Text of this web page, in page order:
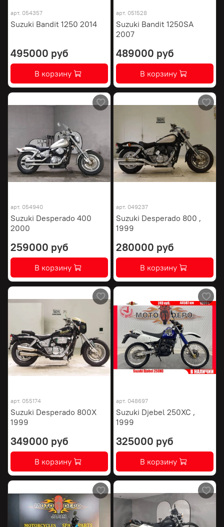
арт. 054357
Suzuki Bandit 1250 2014
495000 руб
В корзину
арт. 051528
Suzuki Bandit 1250SA
2007
489000 руб
В корзину
арт. 054940
Suzuki Desperado 400
2000
259000 руб
В корзину
арт. 049237
Suzuki Desperado 800 ,
1999
280000 руб
В корзину
арт. 055174
Suzuki Desperado 800X
1999
349000 руб
В корзину
арт. 048697
Suzuki Djebel 250XC ,
1999
325000 руб
В корзину